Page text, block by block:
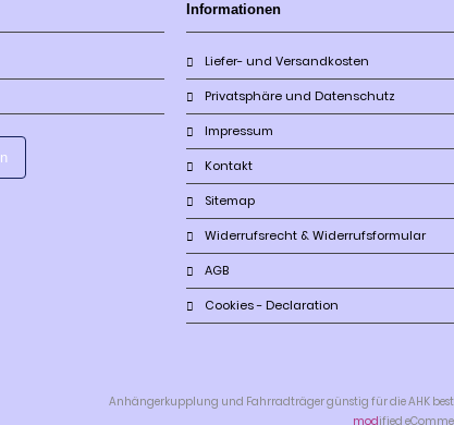
Informationen
Liefer- und Versandkosten
Privatsphäre und Datenschutz
Impressum
Kontakt
Sitemap
Widerrufsrecht & Widerrufsformular
AGB
Cookies - Declaration
Anhängerkupplung und Fahrradträger günstig für die AHK
modified